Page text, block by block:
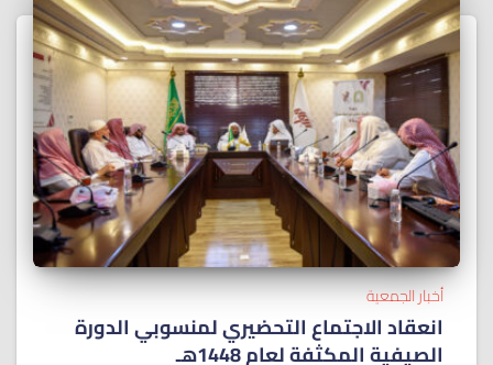
أخبار الجمعية
انعقاد الاجتماع التحضيري لمنسوبي الدورة
الصيفية المكثفة لعام 1448هـ